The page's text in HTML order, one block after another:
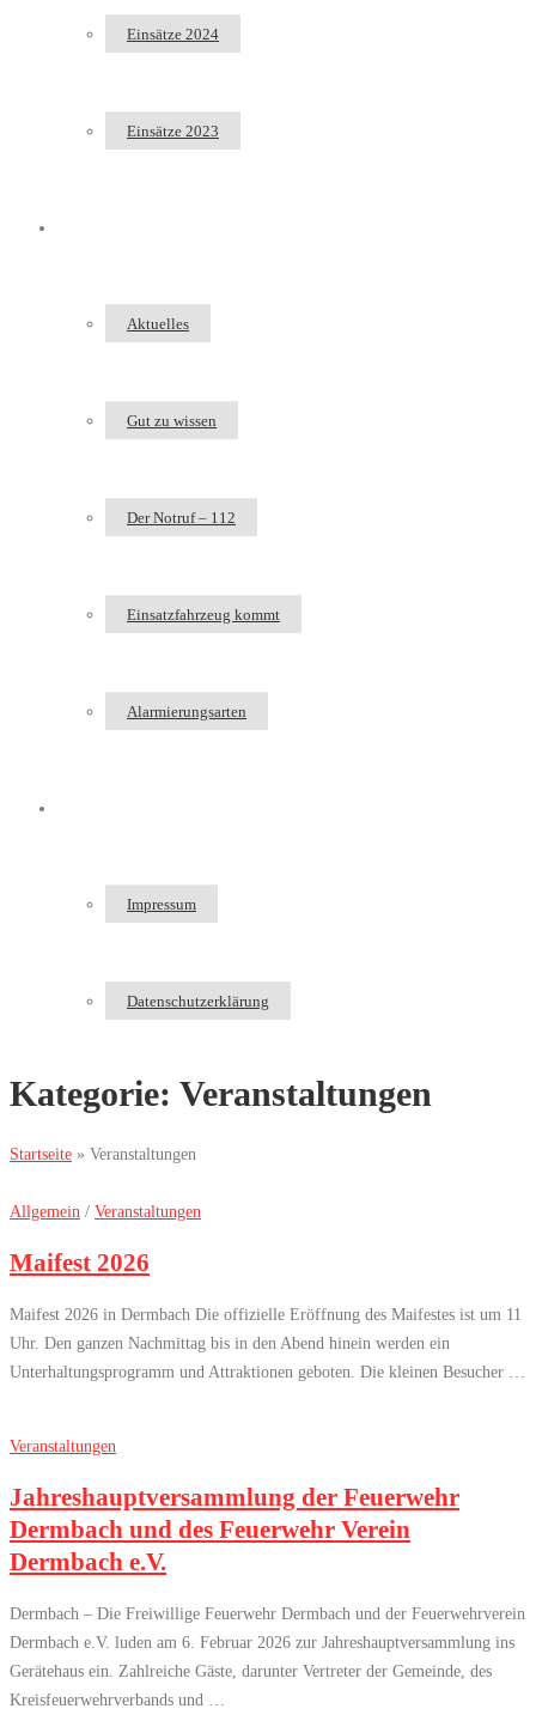
Einsätze 2024
Einsätze 2023
Aktuelles
Gut zu wissen
Der Notruf – 112
Einsatzfahrzeug kommt
Alarmierungsarten
Impressum
Datenschutzerklärung
Kategorie: Veranstaltungen
Startseite » Veranstaltungen
Allgemein / Veranstaltungen
Maifest 2026
Maifest 2026 in Dermbach Die offizielle Eröffnung des Maifestes ist um 11
Uhr. Den ganzen Nachmittag bis in den Abend hinein werden ein
Unterhaltungsprogramm und Attraktionen geboten. Die kleinen Besucher …
Veranstaltungen
Jahreshauptversammlung der Feuerwehr
Dermbach und des Feuerwehr Verein
Dermbach e.V.
Dermbach – Die Freiwillige Feuerwehr Dermbach und der Feuerwehrverein
Dermbach e.V. luden am 6. Februar 2026 zur Jahreshauptversammlung ins
Gerätehaus ein. Zahlreiche Gäste, darunter Vertreter der Gemeinde, des
Kreisfeuerwehrverbands und …